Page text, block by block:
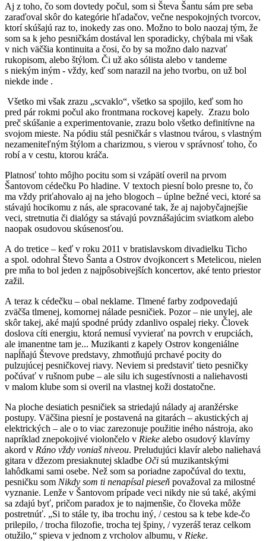
Aj z toho, čo som dovtedy počul, som si Števa Šantu sám pre seba
zaraďoval skôr do kategórie hľadačov, večne nespokojných tvorcov,
ktorí skúšajú raz to, inokedy zas ono. Možno to bolo naozaj tým, že
som sa k jeho pesničkám dostával len sporadicky, chýbala mi však
v nich väčšia kontinuita a čosi, čo by sa možno dalo nazvať
rukopisom, alebo štýlom. Či už ako sólista alebo v tandeme
s niekým iným - vždy, keď som narazil na jeho tvorbu, on už bol
niekde inde .
Všetko mi však zrazu „scvaklo“, všetko sa spojilo, keď som ho
pred pár rokmi počul ako frontmana rockovej kapely. Zrazu bolo
preč skúšanie a experimentovanie, zrazu bolo všetko definitívne na
svojom mieste. Na pódiu stál pesničkár s vlastnou tvárou, s vlastným
nezameniteľným štýlom a charizmou, s vierou v správnosť toho, čo
robí a v cestu, ktorou kráča.
Platnosť tohto môjho pocitu som si vzápätí overil na prvom
Šantovom cédečku Po hladine. V textoch piesní bolo presne to, čo
ma vždy priťahovalo aj na jeho blogoch – úplne bežné veci, ktoré sa
stávajú hocikomu z nás, ale spracované tak, že aj najobyčajnejšie
veci, stretnutia či dialógy sa stávajú povznášajúcim sviatkom alebo
naopak osudovou skúsenosťou.
A do tretice – keď v roku 2011 v bratislavskom divadielku Ticho
a spol. odohral Števo Šanta a Ostrov dvojkoncert s Metelicou, nielen
pre mňa to bol jeden z najpôsobivejších koncertov, aké tento priestor
zažil.
A teraz k cédečku – obal neklame. Tlmené farby zodpovedajú
zväčša tlmenej, komornej nálade pesničiek. Pozor – nie unylej, ale
skôr takej, aké majú spodné prúdy zdanlivo ospalej rieky. Človek
doslova cíti energiu, ktorá nemusí vyvierať na povrch v erupciách,
ale imanentne tam je... Muzikanti z kapely Ostrov kongeniálne
napĺňajú Števove predstavy, zhmotňujú prchavé pocity do
pulzujúcej pesničkovej riavy. Neviem si predstaviť tieto pesničky
počúvať v rušnom pube – ale silu ich sugestívnosti a naliehavosti
v malom klube som si overil na vlastnej koži dostatočne.
Na ploche desiatich pesničiek sa striedajú nálady aj aranžérske
postupy. Väčšina piesní je postavená na gitarách – akustických aj
elektrických – ale o to viac zarezonuje použitie iného nástroja, ako
napríklad znepokojivé violončelo v Rieke alebo osudový klavírny
akord v Ráno vždy voniaš niveou. Preludujúci klavír alebo naliehavá
gitara v džezom presiaknutej skladbe Oči sú muzikantskými
lahôdkami sami osebe. Než som sa poriadne započúval do textu,
pesničku som Nikdy som ti nenapísal pieseň považoval za milostné
vyznanie. Lenže v Šantovom prípade veci nikdy nie sú také, akými
sa zdajú byť, pričom paradox je to najmenšie, čo človeka môže
postretnúť. „Si to stále ty, iba trochu iný, / cestou sa k tebe kde-čo
prilepilo, / trocha filozofie, trocha tej špiny, / vyzeráš teraz celkom
otužilo,“ spieva v jednom z vrcholov albumu, v Rieke.